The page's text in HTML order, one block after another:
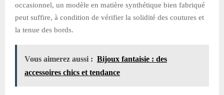
occasionnel, un modèle en matière synthétique bien fabriqué
peut suffire, à condition de vérifier la solidité des coutures et
la tenue des bords.
Vous aimerez aussi : Bijoux fantaisie : des
accessoires chics et tendance